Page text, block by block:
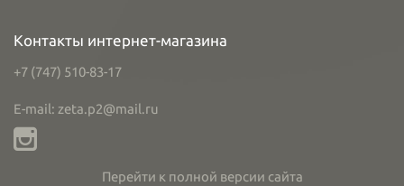
Контакты интернет-магазина
+7 (747) 510-83-17
E-mail: zeta.p2@mail.ru
Перейти к полной версии сайта